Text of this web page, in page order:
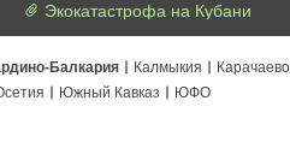
Экокатастрофа на Кубани
Балкария Калмыкия
Южный Кавказ ЮФО